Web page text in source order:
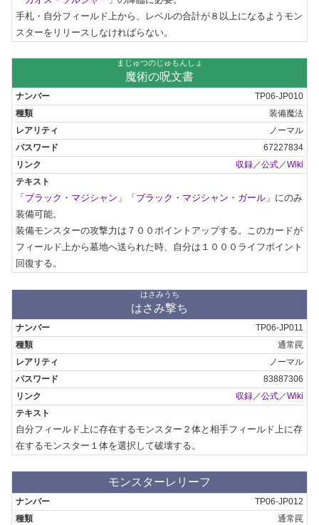
手札・自分フィールド上から、レベルの合計が８以上になるようモン
スターをリリースしなければらない。
まじゅつのじゅもんしょ
魔術の呪文書
TP06-JP010
装備魔法
ノーマル
67227834
収録／公式／Wiki
「 ブラック・マジシャン 」「 ブラック・マジシャン・ガール 」にのみ
装備可能。
装備モンスターの攻撃力は７００ポイントアップする。このカードが
フィールド上から墓地へ送られた時、自分は１０００ライフポイント
回復する。
はさみうち
はさみ撃ち
TP06-JP011
通常罠
ノーマル
83887306
収録 ／公式 ／Wiki
自分フィールド上に存在するモンスター２体と相手フィールド上に存
在するモンスター１体を選択して破壊する。
モンスターレリーフ
TP06-JP012
通常罠